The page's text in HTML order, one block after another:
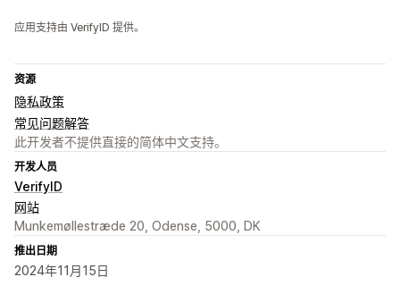
应用支持由 VerifyID 提供。
资源
隐私政策
常见问题解答
此开发者不提供直接的简体中文支持。
开发人员
VerifyID
网站
Munkemøllestræde 20, Odense, 5000, DK
推出日期
2024年11月15日